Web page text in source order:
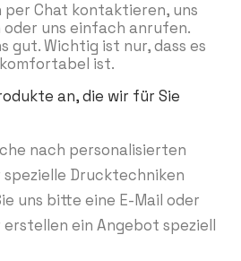
per Chat kontaktieren, uns
oder uns einfach anrufen.
gut. Wichtig ist nur, dass es
ist.
an, die wir für Sie
nach personalisierten
Drucktechniken
uns bitte eine E-Mail oder
ein Angebot speziell